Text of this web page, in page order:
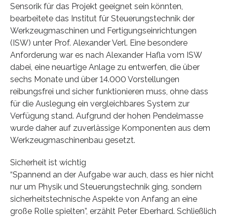
Sensorik für das Projekt geeignet sein könnten,
bearbeitete das Institut für Steuerungstechnik der
Werkzeugmaschinen und Fertigungseinrichtungen
(ISW) unter Prof. Alexander Verl. Eine besondere
Anforderung war es nach Alexander Hafla vom ISW
dabei, eine neuartige Anlage zu entwerfen, die über
sechs Monate und über 14.000 Vorstellungen
reibungsfrei und sicher funktionieren muss, ohne dass
für die Auslegung ein vergleichbares System zur
Verfügung stand. Aufgrund der hohen Pendelmasse
wurde daher auf zuverlässige Komponenten aus dem
Werkzeugmaschinenbau gesetzt.
Sicherheit ist wichtig
“Spannend an der Aufgabe war auch, dass es hier nicht
nur um Physik und Steuerungstechnik ging, sondern
sicherheitstechnische Aspekte von Anfang an eine
große Rolle spielten”, erzählt Peter Eberhard. Schließlich